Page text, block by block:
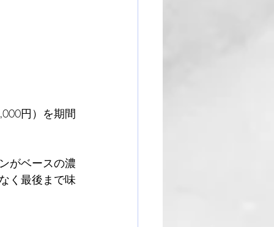
円）を期間
がベースの濃
く最後まで味